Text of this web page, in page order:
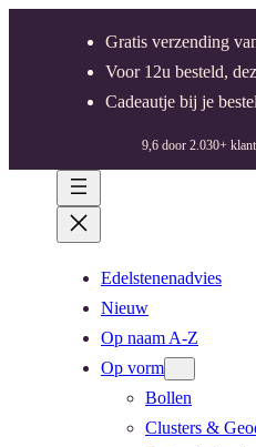
Gratis verzending
Voor 12u besteld,
Cadeautje bij je
9,6 door 2.030+
Edelstenenadvies
Nieuw
Op naam A-Z
Op vorm
Bollen
Clusters &